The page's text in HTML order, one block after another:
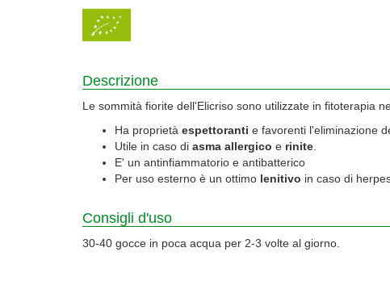
Descrizione
Le sommità fiorite dell'Elicriso sono utilizzate in fitoterapia
Ha proprietà espettoranti e favorenti l'eliminazione
Utile in caso di asma allergico e rinite
E' un antinfiammatorio e antibatterico
Per uso esterno è un ottimo lenitivo in caso di
Consigli d'uso
30-40 gocce in poca acqua per 2-3 volte al giorno.